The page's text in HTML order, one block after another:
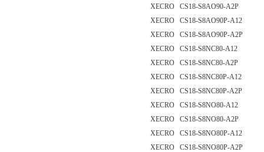
XECRO CS18-S8AO90-A2P
XECRO CS18-S8AO90P-A12
XECRO CS18-S8AO90P-A2P
XECRO CS18-S8NC80-A12
XECRO CS18-S8NC80-A2P
XECRO CS18-S8NC80P-A12
XECRO CS18-S8NC80P-A2P
XECRO CS18-S8NO80-A12
XECRO CS18-S8NO80-A2P
XECRO CS18-S8NO80P-A12
XECRO CS18-S8NO80P-A2P